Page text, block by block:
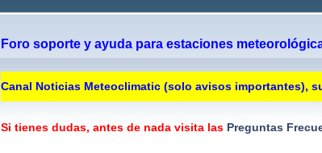
Foro soporte y ayuda para estaciones
Canal Noticias Meteoclimatic (solo avisos importantes),
Si tienes dudas, antes de nada visita lasPreguntas